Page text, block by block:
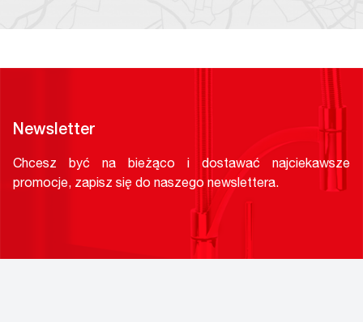
Newsletter
Chcesz być na bieżąco i dostawać najciekawsze
promocje, zapisz się do naszego newslettera.